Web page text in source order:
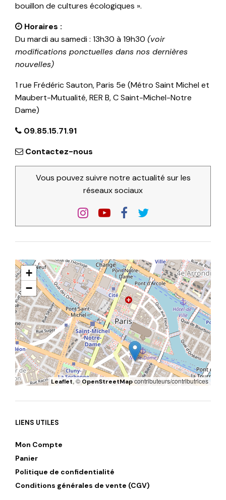
bouillon de cultures écologiques ».
Horaires :
Du mardi au samedi : 13h30 à 19h30 (voir
modifications ponctuelles dans nos dernières
nouvelles)
1 rue Frédéric Sauton, Paris 5e (Métro Saint Michel et
Maubert-Mutualité, RER B, C Saint-Michel-Notre
Dame)
09.85.15.71.91
Contactez-nous
Vous pouvez suivre notre actualité sur les
réseaux sociaux
+
−
Leaflet, ©OpenStreetMapcontributeurs/contributrices
LIENS UTILES
Mon Compte
Panier
Politique de confidentialité
Conditions générales de vente (CGV)